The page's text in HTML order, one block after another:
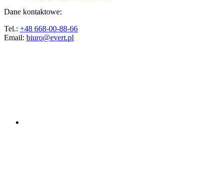
Dane kontaktowe:
Tel.: +48 668-00-88-66
Email: biuro@evert.pl